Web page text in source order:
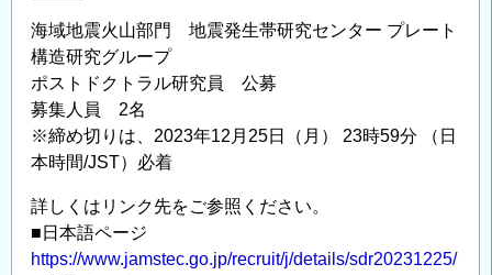
地
球
内
部
観
セ
ン
タ
海域地震火山部門 地震発生帯研究センター プレート
構造研究グループ
ポストドクトラル研究員 公募
募集人員 2名
※締め切りは、2023年12月25日（月） 23時59分 （日
本時間/JST）必着
詳しくはリンク先をご参照ください。
■日本語ページ
https://www.jamstec.go.jp/recruit/j/details/sdr20231225/